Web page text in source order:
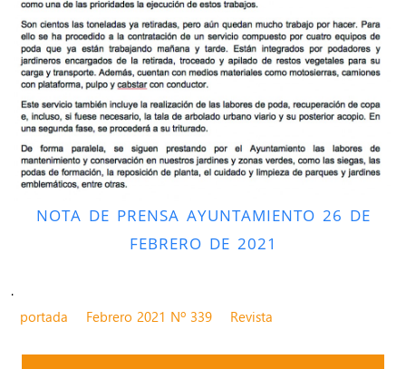
NOTA DE PRENSA AYUNTAMIENTO 26 DE
FEBRERO DE 2021
.
portada
Febrero 2021 Nº 339 Revista